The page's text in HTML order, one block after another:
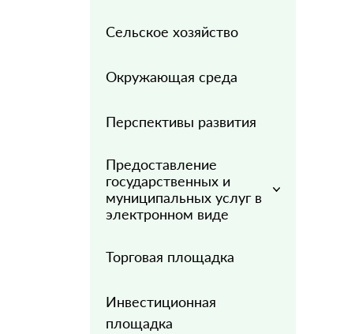
Сельское хозяйство
Окружающая среда
Перспективы развития
Предоставление
государственных и
муниципальных услуг в
электронном виде
Торговая площадка
Инвестиционная
площадка